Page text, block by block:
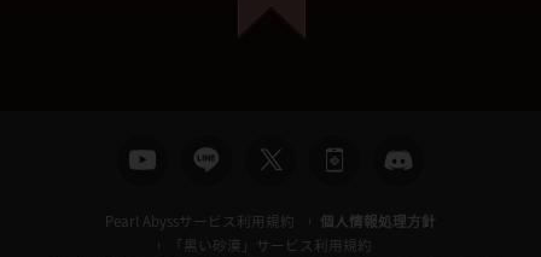
Pearl Abyssサービス利用規約
個人情報処理方針
「黒い砂漠」サービス利用規約